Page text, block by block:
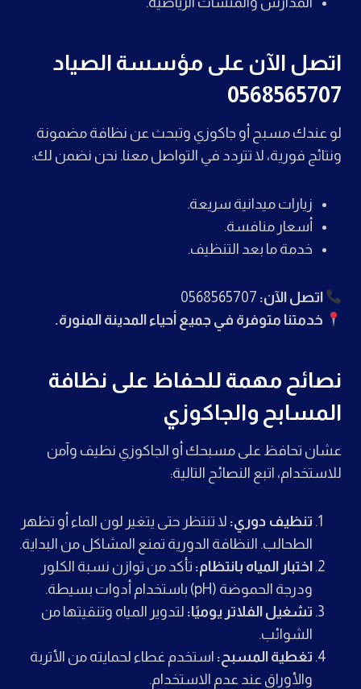
اتصل الآن على مؤسسة الصياد
0568565707
لو عندك مسبح أو جاكوزي وتبحث عن نظافة مضمونة
ونتائج فورية، لا تتردد في التواصل معنا. نحن نضمن لك:
زيارات ميدانية سريعة.
أسعار منافسة.
خدمة ما بعد التنظيف.
اتصل الآن:
خدمتنا متوفرة في جميع أحياء المدينة المنورة.
نصائح مهمة للحفاظ على نظافة
المسابح والجاكوزي
عشان تحافظ على مسبحك أو الجاكوزي نظيف وآمن
للاستخدام، اتبع النصائح التالية:
تنظيف دوري: لا تنتظر حتى يتغير لون الماء أو تظهر
الطحالب. النظافة الدورية تمنع المشاكل من البداية.
اختبار المياه بانتظام: تأكد من توازن نسبة الكلور
ودرجة الحموضة (pH) باستخدام أدوات بسيطة.
تشغيل الفلاتر يوميًا: لتدوير المياه وتنقيتها من
الشوائب.
تغطية المسبح: استخدم غطاء لحمايته من الأتربة
والأوراق عند عدم الاستخدام.